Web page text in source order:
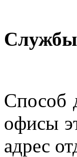
Службы
Способ
офисы
адрес